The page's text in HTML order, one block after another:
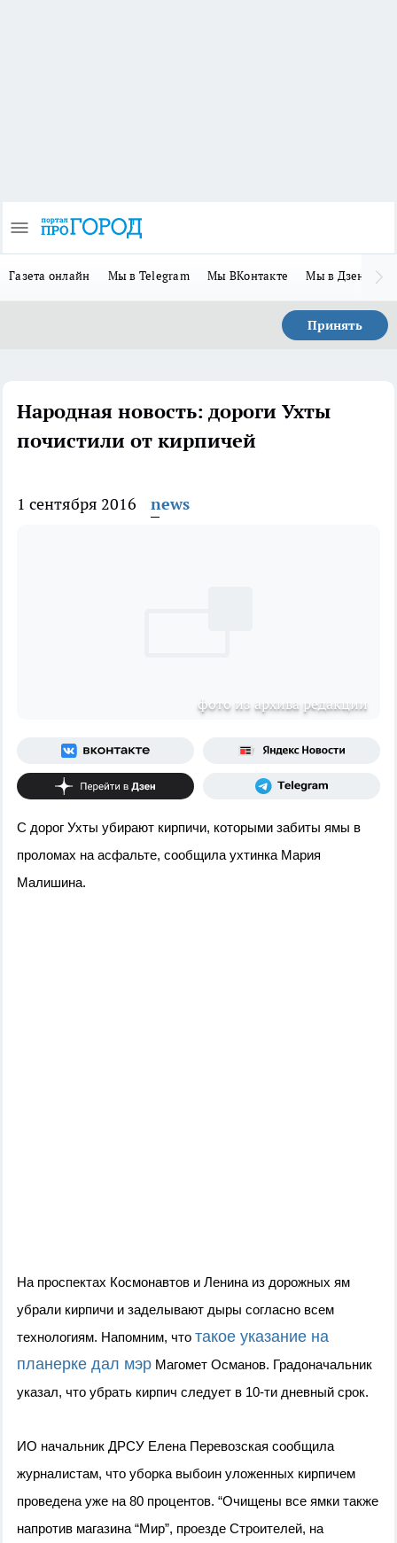
Газета онлайн Мы в Telegram Мы ВКонтакте Мы в Дзене
Принять
Народная новость: дороги Ухты
почистили от кирпичей
1 сентября 2016 news
фото из архива редакции
С дорог Ухты убирают кирпичи, которыми забиты ямы в
проломах на асфальте, сообщила ухтинка Мария
Малишина.
На проспектах Космонавтов и Ленина из дорожных ям
убрали кирпичи и заделывают дыры согласно всем
технологиям. Напомним, что такое указание на
планерке дал мэр Магомет Османов. Градоначальник
указал, что убрать кирпич следует в 10-ти дневный срок.
ИО начальник ДРСУ Елена Перевозская сообщила
журналистам, что уборка выбоин уложенных кирпичем
проведена уже на 80 процентов. “Очищены все ямки также
напротив магазина “Мир”, проезде Строителей, на